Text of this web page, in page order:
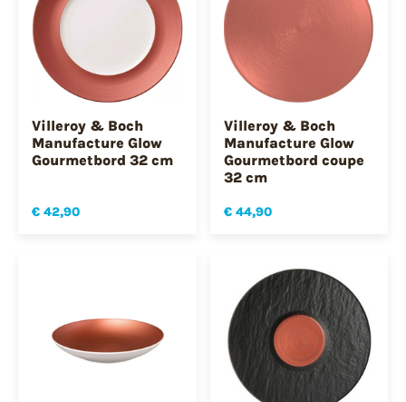
Villeroy & Boch
Manufacture Glow
Gourmetbord 32 cm
€ 42,90
Villeroy & Boch
Manufacture Glow
Gourmetbord coupe
32 cm
€ 44,90